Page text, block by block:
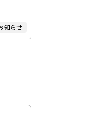
知らせ